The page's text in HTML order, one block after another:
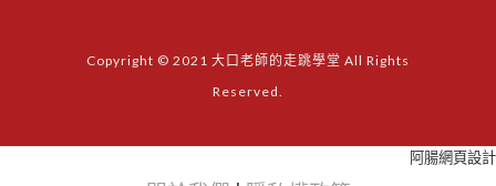
Copyright © 2021 大口老師的走跳學堂 All Rights
Reserved.
阿腸網頁設計